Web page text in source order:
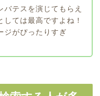
バテスを演じてもらえ
しては最高ですよね！
ジがぴったりすぎ